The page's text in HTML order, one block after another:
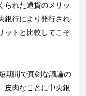
られた通貨のメリッ
銀行により発行され
ットと比較してこそ
期間で真剣な議論の
皮肉なことに中央銀